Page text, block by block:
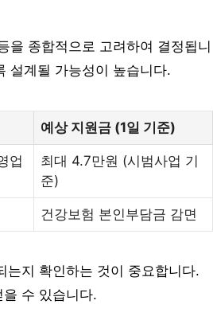
을 종합적으로 고려하여 결정됩니
설계될 가능성이 높습니다.
예상 지원금 (1일 기준)
업
최대 4.7만원 (시범사업 기
준)
건강보험 본인부담금 감면
는지 확인하는 것이 중요합니다.
수 있습니다.